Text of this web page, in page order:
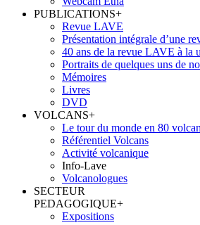
PUBLICATIONS+
Revue LAVE
Présentation intégrale d’une
40 ans de la revue LAVE à la
Portraits de quelques uns de
Mémoires
Livres
DVD
VOLCANS+
Le tour du monde en 80
Référentiel Volcans
Activité volcanique
Info-Lave
Volcanologues
SECTEUR
PEDAGOGIQUE+
Expositions